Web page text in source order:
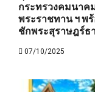
กระทรวงคมนาค
พระราชทาน ฯ พร้
ชักพระสุราษฎร์ธ
07/10/2025